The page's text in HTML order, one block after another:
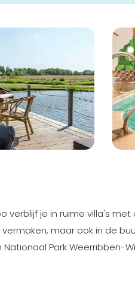
verblijf je in ruime villa's
maar ook in de
Park Weerribben-